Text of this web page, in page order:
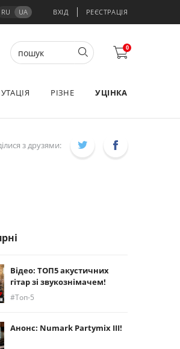
RU UA ВХІД РЕЄСТРАЦІЯ
0
РІЗНЕ УЦІНКА
з друзями:
Відео: ТОП5 акустичних
гітар зі звукознімачем!
Топ-5
Анонс: Numark Partymix III!